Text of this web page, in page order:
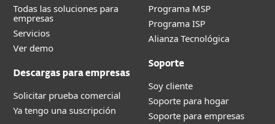
Todas las soluciones para
empresas
Servicios
Ver demo
Descargas para empresas
Solicitar prueba comercial
Ya tengo una suscripción
Programa MSP
Programa ISP
Alianza Tecnológica
Soporte
Soy cliente
Soporte para hogar
Soporte para empresas